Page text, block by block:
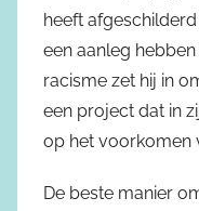
heeft
een aanleg
racisme zet hij in
een project dat in
op het voorkomen
De beste manier